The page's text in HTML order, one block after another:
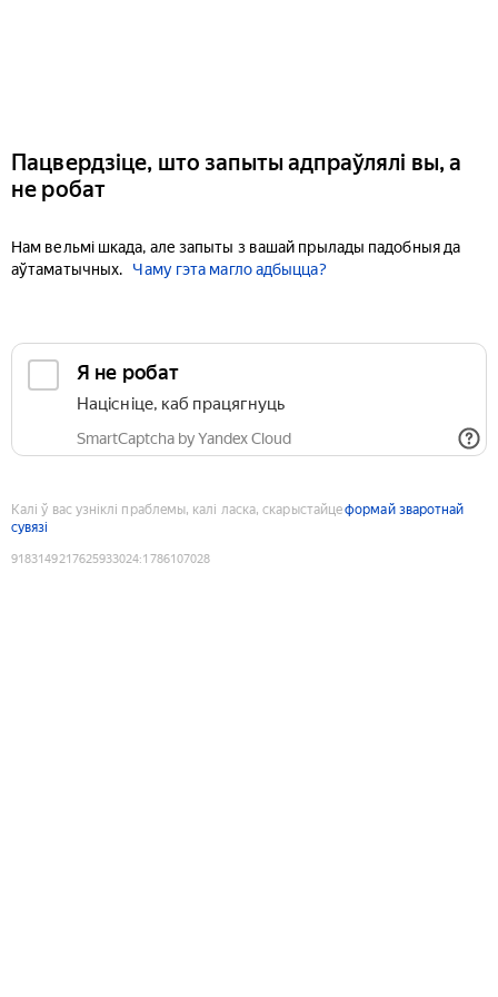
Пацвердзіце, што запыты адпраўлялі вы, а
не робат
Нам вельмі шкада, але запыты з вашай прылады падобныя да
аўтаматычных.
Чаму гэта магло адбыцца?
Я не робат
Націсніце, каб працягнуць
SmartCaptcha by Yandex Cloud
Калі ў вас узніклі праблемы, калі ласка, скарыстайцеформай зваротнай
сувязі
9183149217625933024:1786107028